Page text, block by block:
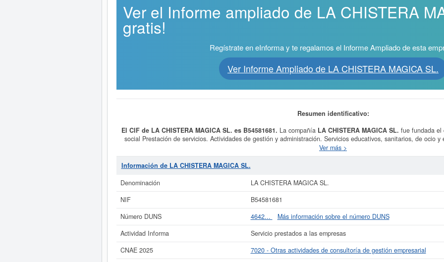
Ver el Informe ampliado de LA CHISTERA
gratis!
Regístrate en eInforma y te regalamos el Informe Ampliado de esta
Ver Informe Ampliado de LA CHISTERA MAGICA SL.
Resumen identificativo:
El CIF de LA CHISTERA MAGICA SL. es B54581681. La compañía LA CHISTERA MAGICA SL. fue fundada el
social Prestación de servicios. Actividades de gestión y administración. Servicios educativos, sanitarios, de ocio
clase CNAE 7020 - Otras actividades de consultoría de gestión empresarial. Dentro de la clasificación de
MAGICA SL.dispone del número 87420000. Esta ficha cuenta con 3 consultas, donde el 25/07/2024 se ha
las subvenciones que la presente empresa puede solicitar lo puede hacer en esta misma página. El patrimonio
actos.
Si está interesado en conocer más datos de la empresa LA CHISTERA MAGICA SL. puede
CHISTERA MAGICA SL. y consultar los resultados de sus años de actividad, así como los balances y
La última actualización del informe de empresa se ha realizado el 23/09/2025.
Ver más >
Información de LA CHISTERA MAGICA SL.
Denominación
LA CHISTERA MAGICA SL.
NIF
B54581681
Número DUNS
4642...
Más información sobre el número DUNS
Actividad Informa
Servicio prestados a las empresas
CNAE 2025
7020 - Otras actividades de consultoría de gestión empresarial